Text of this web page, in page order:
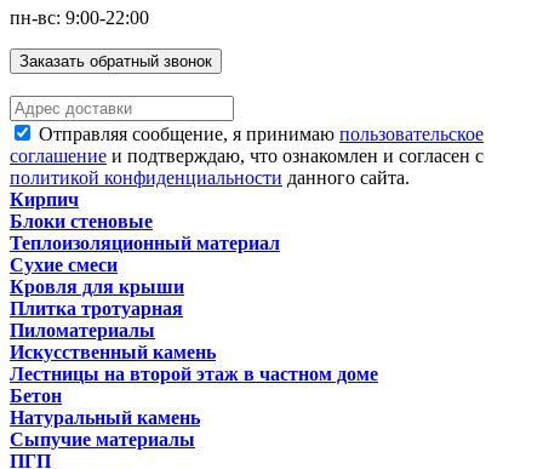
пн-вс: 9:00-22:00
Заказать обратный звонок
Отправляя сообщение, я принимаю пользовательское
соглашение и подтверждаю, что ознакомлен и согласен с
политикой конфиденциальности данного сайта.
Кирпич
Блоки стеновые
Теплоизоляционный материал
Сухие смеси
Кровля для крыши
Плитка тротуарная
Пиломатериалы
Искусственный камень
Лестницы на второй этаж в частном доме
Бетон
Натуральный камень
Сыпучие материалы
ПГП